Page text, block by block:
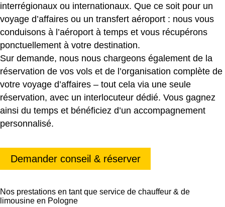
interrégionaux ou internationaux. Que ce soit pour un
voyage d’affaires ou un transfert aéroport : nous vous
conduisons à l’aéroport à temps et vous récupérons
ponctuellement à votre destination.
Sur demande, nous nous chargeons également de la
réservation de vos vols et de l’organisation complète de
votre voyage d’affaires – tout cela via une seule
réservation, avec un interlocuteur dédié. Vous gagnez
ainsi du temps et bénéficiez d’un accompagnement
personnalisé.
Demander conseil & réserver
Nos prestations en tant que service de chauffeur & de
limousine en Pologne